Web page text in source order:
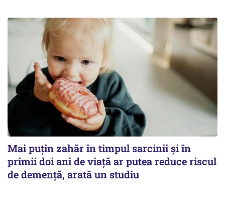
Mai puțin zahăr în timpul sarcinii și în
primii doi ani de viață ar putea reduce riscul
de demență, arată un studiu